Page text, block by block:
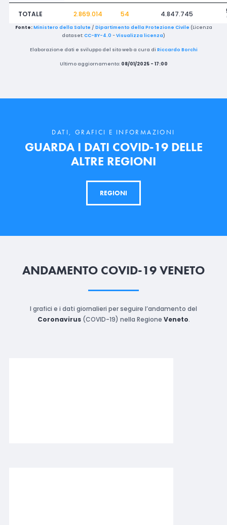
TOTALE 2.869.014 54 4.847.745
Fonte: Ministero della Salute / Dipartimento della Protezione Civile (Licenza
dataset:CC-BY-4.0 -Visualizza licenza)
Elaborazione dati e sviluppo del sito web a cura di Riccardo Borchi
Ultimo aggiornamento: 08/01/2025 - 17:00
DATI, GRAFICI E INFORMAZIONI
GUARDA I DATI COVID-19 DELLE
ALTRE REGIONI
REGIONI
ANDAMENTO COVID-19 VENETO
I grafici e i dati giornalieri per seguire l’andamento del
Coronavirus(COVID-19) nella Regione Veneto.